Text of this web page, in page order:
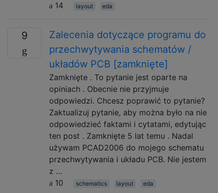
14
layout eda
9
Zalecenia dotyczące programu do
przechwytywania schematów /
układów PCB [zamknięte]
Zamknięte . To pytanie jest oparte na
opiniach . Obecnie nie przyjmuje
odpowiedzi. Chcesz poprawić to pytanie?
Zaktualizuj pytanie, aby można było na nie
odpowiedzieć faktami i cytatami, edytując
ten post . Zamknięte 5 lat temu . Nadal
używam PCAD2006 do mojego schematu
przechwytywania i układu PCB. Nie jestem
z …
10
schematics layout eda